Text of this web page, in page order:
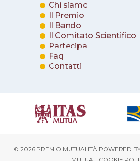
Chi siamo
Il Premio
Il Bando
Il Comitato Scientifico
Partecipa
Faq
Contatti
© 2026 PREMIO MUTUALITÀ POWERED BY
MUTUA - COOKIE